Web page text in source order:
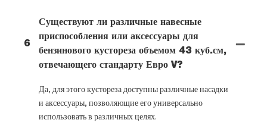
6
Существуют ли различные навесные
приспособления или аксессуары для
бензинового кустореза объемом 43 куб.см,
отвечающего стандарту Евро V?
Да, для этого кустореза доступны различные насадки
и аксессуары, позволяющие его универсально
использовать в различных целях.